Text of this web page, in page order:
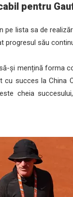
pentru
lista sa de
său
și mențină forma
succes la China
cheia